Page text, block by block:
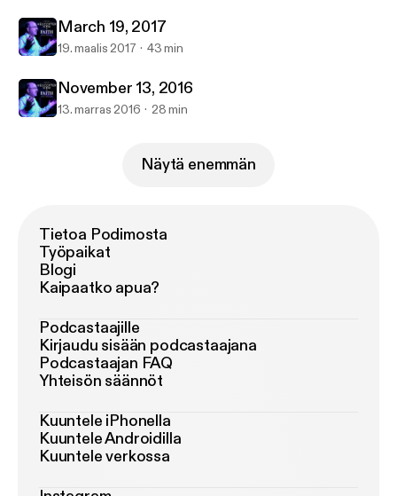
March 19, 2017
19. maalis 2017 43 min
November 13, 2016
13. marras 2016 28 min
Näytä enemmän
Tietoa Podimosta
Työpaikat
Blogi
Kaipaatko apua?
Podcastaajille
Kirjaudu sisään podcastaajana
Podcastaajan FAQ
Yhteisön säännöt
Kuuntele iPhonella
Kuuntele Androidilla
Kuuntele verkossa